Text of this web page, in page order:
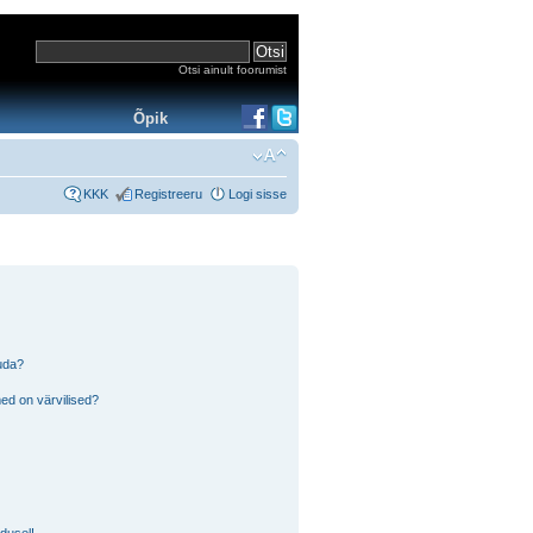
Otsi ainult foorumist
Õpik
KKK Registreeru Logi sisse
on värvilised?